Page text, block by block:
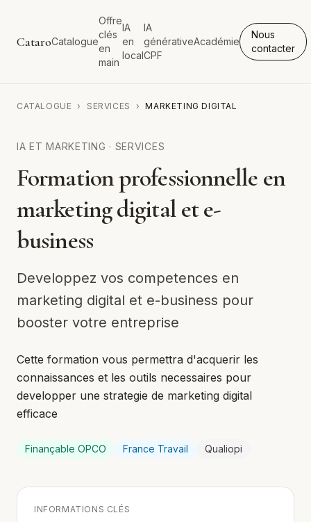
CataroCatalogue
Offre
clés
en
main
IA
en
local
IA
générative
CPF
Académie
Nous
contacter
CATALOGUE › SERVICES › MARKETING DIGITAL
IA ET MARKETING · SERVICES
Formation professionnelle en
marketing digital et e-
business
Developpez vos competences en
marketing digital et e-business pour
booster votre entreprise
Cette formation vous permettra d'acquerir les
connaissances et les outils necessaires pour
developper une strategie de marketing digital
efficace
Finançable OPCO France Travail Qualiopi
INFORMATIONS CLÉS